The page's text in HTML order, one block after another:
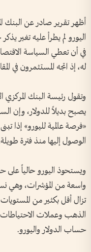
أظهر تقرير ​صادر عن البنك
اليورو لم يطرأ عليه تغير
في أن تعطي السياسة
له، إذ اتجه المستثمرون في
وتقول رئيسة البنك المركزي
يصبح بديلاً للدولار، وإن
«فرصة عالمية لليورو» إذا
الوصول إليها منذ فترة
واسعة من المؤشرات، وهي
الذهب ⁠وعملات الاحتياطات
حساب الدولار واليورو.